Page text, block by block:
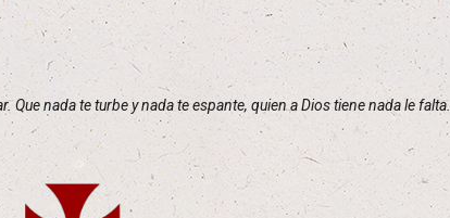
nada te turbe y nada te espante, quien a Dios tiene nada le falta.